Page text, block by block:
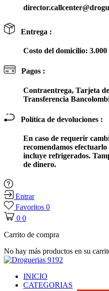
Entrega :
Costo del domicilio:
Pagos :
Contraentrega, Tarjeta
Transferencia
Política de devoluciones :
En caso de requerir
recomendamos
incluye refrigerados.
de dinero.
Entrar
Favoritos 0
0 0
Carrito de compra
No hay más productos en su
INICIO
CATEGORIAS